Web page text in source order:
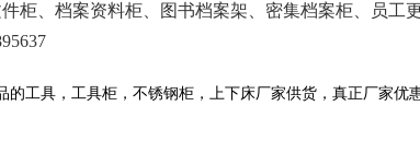
、档案资料柜、图书档案架、密集档案柜、员工
工具，工具柜，不锈钢柜，上下床厂家供货，真正厂家优